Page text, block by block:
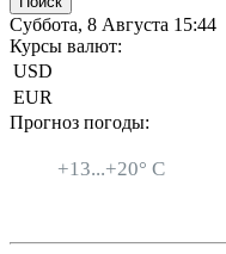
Суббота, 8 Августа 15:44
Курсы валют:
USD
EUR
Прогноз погоды:
+13...+20° C